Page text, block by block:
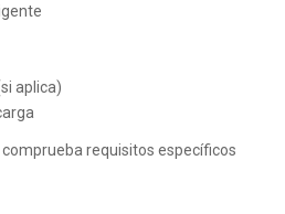
aplica)
requisitos específicos